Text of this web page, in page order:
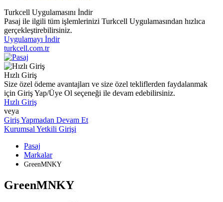
Turkcell Uygulamasını İndir
Pasaj ile ilgili tüm işlemlerinizi Turkcell Uygulamasından hızlıca
gerçekleştirebilirsiniz.
Uygulamayı İndir
turkcell.com.tr
Hızlı Giriş
Size özel ödeme avantajları ve size özel tekliflerden faydalanmak
için Giriş Yap/Üye Ol seçeneği ile devam edebilirsiniz.
Hızlı Giriş
veya
Giriş Yapmadan Devam Et
Kurumsal Yetkili Girişi
Pasaj
Markalar
GreenMNKY
GreenMNKY